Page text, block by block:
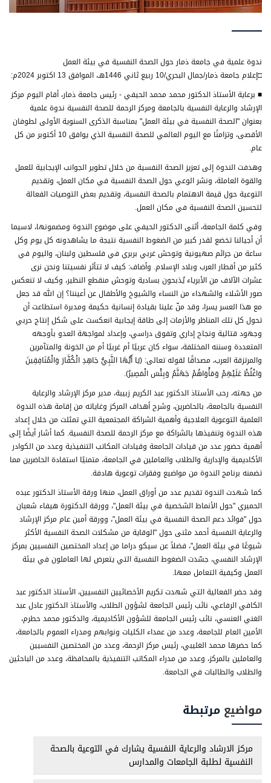
ندوة علمية في جامعة ذمار حول الصحة النفسية في بيئة العمل
□إعلام جامعة ذمار/جمال البحري/10 ربيع ثاني 1446هـ، الموافق 13 اكتوبر 2024م:
■ برعاية الأستاذ الدكتور محمد محمد الحيفي - رئيس جامعة ذمار، أقام اليوم مركز
الإرشاد والرعاية النفسية بالجامعة ومركز الرحمة للصحة النفسية ندوة علمية
بعنوان "الصحة النفسية في بيئة العمل" بمناسبة الذكرى السنوية الأولى لطوفان
الأقصى، وتزامنًا مع اليوم العالمي للصحة النفسية الذي يوافق 10 أكتوبر من كل
عام.
وهدفت الندوة إلى تعزيز الصحة النفسية من خلال تطوير الجوانب الإيجابية للعمل
والقوة العاملة، ونشر الوعي حول الصحة النفسية في مكان العمل، وتقديم
التوعية حول قيمة الاهتمام بالصحة النفسية، وتقديم بعض التوصيات الفعالة
لتحسين الصحة النفسية في مكان العمل.
وفي كلمة الجامعة، أثنى الدكتور الحيفي على موضوع الندوة ومضمونها، لاسيما
أن أجيالنا تخضع لقدر كبير من الضغوط النفسية نتيجة ما يشاهدونه كل يوم وكل
ساعة من جرائم صهيونية وتوحش غربي بربري في فلسطين ولبنان، واليوم في
كثير من أقطار العرب وبلاد الإسلام. وأضاف: كيف لا تتأثر نفسيتنا ونحن نرى
عشرات الآلاف من الأبرياء يُذبحون بسادية وتوحش منقطع النظير، وكيف لا تنعكس
صور الأشلاء والشهداء من النساء والشيوخ والأطفال عن أعيننا؟ إن الله قد جعل
مع هذا العسر يسرا، وقد منّ علينا بقيادة إنسانية حكيمة ومدبرة استطاعت أن
تحول كل تلك المناظر والأزمات إلى طاقة إيجابية انعكست على شكل إنتاج حربي
وجهود قتالية ونجاح إداري وتفوق دراسي، وإعداد لمواجهة العدو بأوجهه
المتعددة وسننه المختلفة، سواء كان عربيًا أم غربيًا أم من الخونة والمتآمرين
والمرتزقة العرب، مصداقًا لقوله تعالى: (يَا أَيُّهَا النَّبِيُّ جَاهِدِ الْكُفَّارَ وَالْمُنَافِقِينَ
وَاغْلُظْ عَلَيْهِمْ وَمَأْوَاهُمْ جَهَنَّمُ وَبِئْسَ الْمَصِيرُ).
من جهته، رحب الأستاذ الدكتور عبد الكريم زبيبة، مدير مركز الإرشاد والرعاية
النفسية بالجامعة، بالحاضرين، وشرح أهداف المركز وغاياته من إقامة هذه الندوة
العلمية التوعوية العلاجية وأهمية الشراكة المجتمعية التي تمثلت من خلال إعداد
هذه الندوة وتنفيذها بالشراكة مع مركز الرحمة للصحة النفسية. كما أشار أيضًا إلى
أهمية حضور عدد من قيادات الجامعة وقيادات المكاتب التنفيذية وعدد من الكوادر
الأكاديمية والإدارية والطلاب والعاملين في الجامعة، متمنيًا استفادة الحاضرين مما
تضمنه برنامج الندوة من مواضيع وفقرات توعوية هادفة.
كما شهدت الندوة تقديم عدد من أوراق العمل، منها ورقة الأستاذ الدكتور عبده
الحميري "حول الأنماط الشخصية في بيئة العمل"، وورقة الدكتورة هيفاء شعبان
حول "فوائد دعم الصحة النفسية في بيئة العمل"، وورقة أمين عام مركز الإرشاد
والرعاية النفسية أحمد مثنى حول "الوقاية من مشكلات الصحة النفسية الأكثر
شيوعًا في بيئة العمل"، فضلاً عن سيكو دراما من إعداد المختصين النفسيين بمركز
الإرشاد النفسي، جسّدت الضغوط النفسية التي يتعرض لها العاملون في بيئة
العمل وكيفية التعامل معها.
وقد حضر الفعالية التي شهدت تكريم الأخصائيين النفسيين، الأستاذ الدكتور عبد
الكافي الرفاعي، نائب رئيس الجامعة لشؤون الطلاب، والأستاذ الدكتور عادل عبد
الغني العنسي، نائب رئيس الجامعة للشؤون الأكاديمية، والدكتور محمد حطرم،
الأمين العام للجامعة، وعدد من عمداء الكليات ونوابهم ومدراء العموم بالجامعة،
كما حضرها محمد الغليبي، رئيس مركز الرحمة، وعدد من المختصين النفسيين
والعاملين بالمركز، وعدد من مدراء المكاتب التنفيذية بالمحافظة، وعدد من الباحثين
والطلاب والطالبات في الجامعة.
مواضيع مرتبطة
مركز الارشاد والرعاية النفسية يشارك في التوعية بالصحة
النفسية لطلبة الجامعات والمدارس